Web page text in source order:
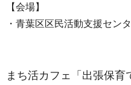
【会場】
・青葉区区民活動支援セン
まち活カフェ「出張保育